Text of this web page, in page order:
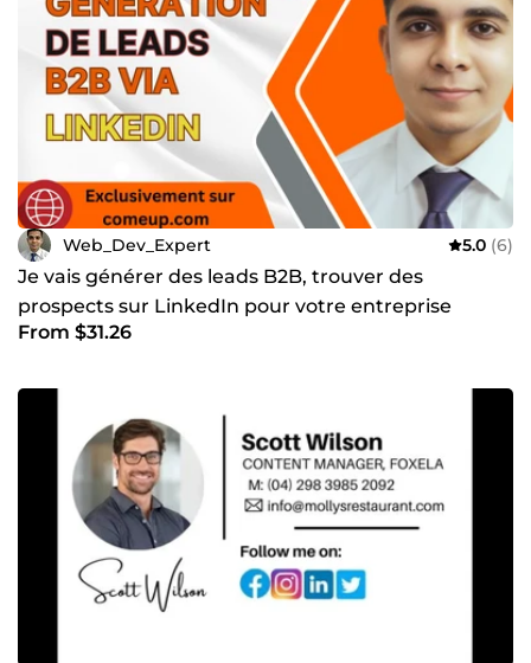
dès aujourd'hui pour discuter de votre projet et découvrir
comment nous pouvons vous aider à atteindre un succès
extraordinaire. Nous ne sommes pas seulement une
équipe; nous sommes vos partenaires de croissance.
Faisons-le ensemble !
Web_Dev_Expert 5.0 (6)
Je vais générer des leads B2B, trouver des
prospects sur LinkedIn pour votre entreprise
From $31.26